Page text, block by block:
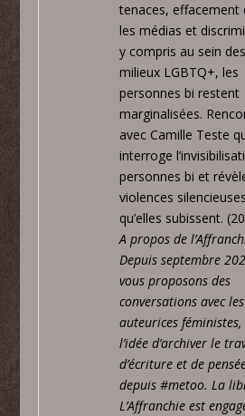
tenaces, effacement
les médias et
y compris au sein des
milieux LGBTQ+, les
personnes bi restent
marginalisées.
avec Camille Teste
interroge
personnes bi et
violences silencieuses
qu’elles subissent.
A propos de
Depuis septembre
vous proposons des
conversations avec les
auteurices féministes,
l’idée d’archiver le
d’écriture et de
depuis #metoo. La
L’Affranchie est